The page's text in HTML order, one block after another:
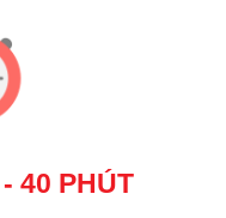
40 PHÚT